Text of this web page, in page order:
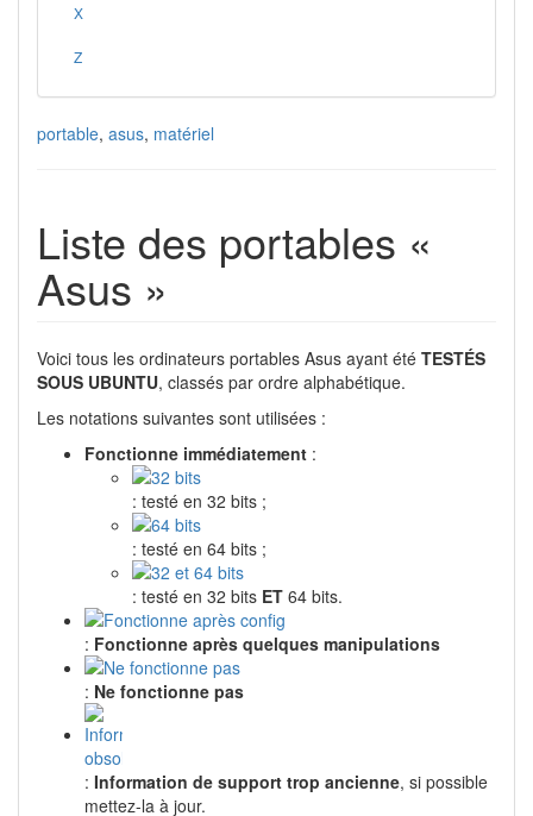
X
Z
portable, asus, matériel
Liste des portables «
Asus »
Voici tous les ordinateurs portables Asus ayant été TESTÉS
SOUS UBUNTU, classés par ordre alphabétique.
Les notations suivantes sont utilisées :
Fonctionne immédiatement :
: testé en 32 bits ;
: testé en 64 bits ;
: testé en 32 bits ET 64 bits.
: Fonctionne après quelques manipulations
: Ne fonctionne pas
: Information de support trop ancienne, si possible
mettez-la à jour.